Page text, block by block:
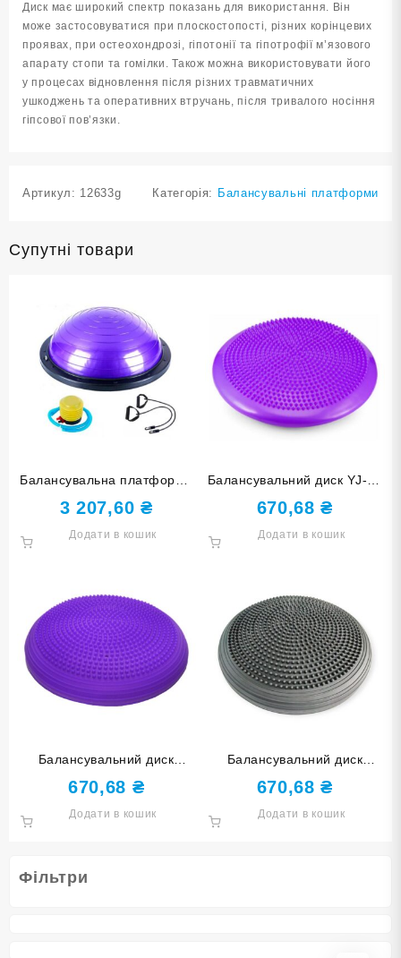
Фільтри
Диск має широкий спектр показань для використання. Він
може застосовуватися при плоскостопості, різних корінцевих
проявах, при остеохондрозі, гіпотонії та гіпотрофії м’язового
апарату стопи та гомілки. Також можна використовувати його
у процесах відновлення після різних травматичних
ушкоджень та оперативних втручань, після тривалого носіння
гіпсової пов’язки.
Артикул: 12633g Категорія: Балансувальні платформи
Супутні товари
Балансувальна платформа
60 см кільця фіолетова
YJ06-G-Ф
3 207,60 ₴
Додати в кошик
Балансувальний диск YJ-O-
G-Purple
670,68₴
Додати в кошик
Балансувальний диск
фіолетовий YJ-O-M-purple
670,68 ₴
Додати в кошик
Балансувальний диск
чорний YJ-O-M-black
670,68₴
Додати в кошик